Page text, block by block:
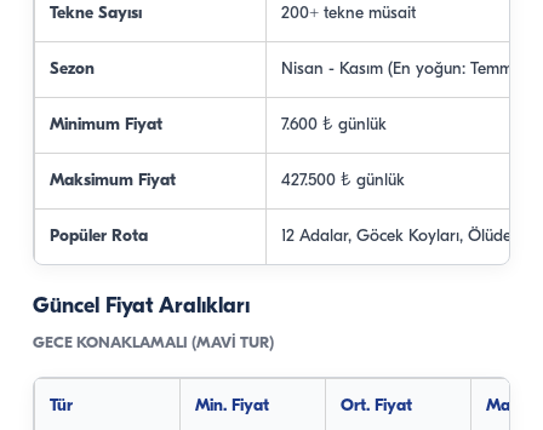
Tekne Sayısı 200+ tekne müsait
Sezon Nisan - Kasım (En yoğun: Temmuz-
Minimum Fiyat 7.600 ₺ günlük
Maksimum Fiyat 427.500 ₺ günlük
Popüler Rota 12 Adalar, Göcek Koyları, Ölüdeniz
Güncel Fiyat Aralıkları
GECE KONAKLAMALI (MAVI TUR)
Tür Min. Fiyat Ort. Fiyat Maks.